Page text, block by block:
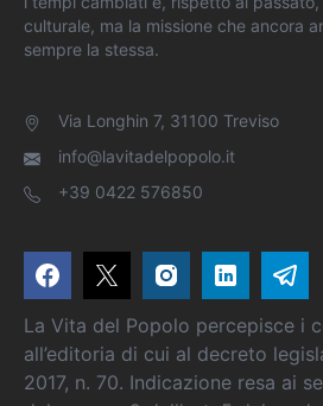
culturale, ma la missione che ancora
sempre la stessa.
Via Longhin 7, 31100 Treviso
info@lavitadelpopolo.it
+39 0422 576850
La Vita del Popolo percepisce i
all’editoria di cui al decreto
2017, n. 70. Indicazione resa ai